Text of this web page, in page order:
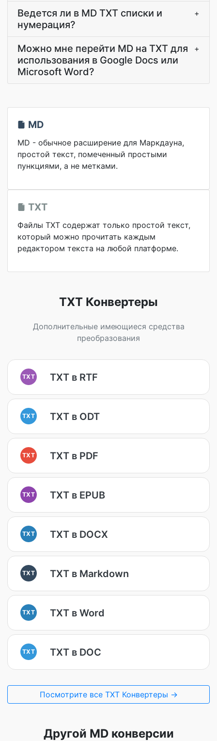
Ведется ли в MD TXT списки и
нумерация?
+
Можно мне перейти MD на TXT для
использования в Google Docs или
Microsoft Word?
+
MD
MD - обычное расширение для Маркдауна,
простой текст, помеченный простыми
пункциями, а не метками.
TXT
Файлы TXT содержат только простой текст,
который можно прочитать каждым
редактором текста на любой платформе.
TXT Конвертеры
Дополнительные имеющиеся средства
преобразования
TXT TXT в RTF
TXT TXT в ODT
TXT TXT в PDF
TXT TXT в EPUB
TXT TXT в DOCX
TXT TXT в Markdown
TXT TXT в Word
TXT TXT в DOC
Посмотрите все TXT Конвертеры →
Другой MD конверсии